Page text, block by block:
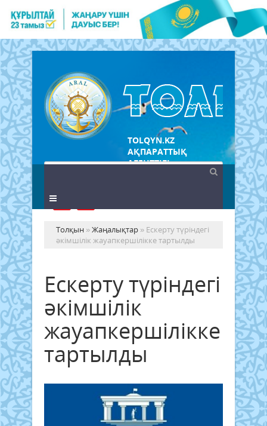
TOLQYN.KZ
АҚПАРАТТЫҚ
АГЕНТТІГІ
Толқын »Жаңалықтар » Ескерту түріндегі
әкімшілік жауапкершілікке тартылды
Ескерту түріндегі
әкімшілік
жауапкершілікке
тартылды